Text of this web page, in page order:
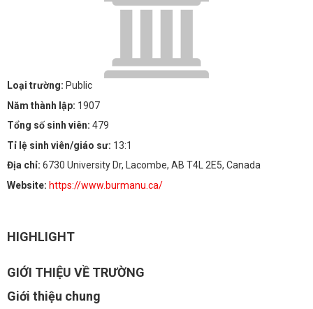
Loại trường: Public
Năm thành lập: 1907
Tổng số sinh viên: 479
Tỉ lệ sinh viên/giáo sư: 13:1
Địa chỉ: 6730 University Dr, Lacombe, AB T4L 2E5, Canada
Website: https://www.burmanu.ca/
HIGHLIGHT
GIỚI THIỆU VỀ TRƯỜNG
Giới thiệu chung